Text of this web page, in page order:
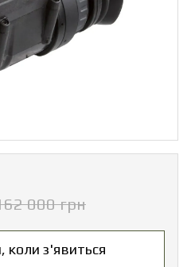
000 грн
коли з'явиться